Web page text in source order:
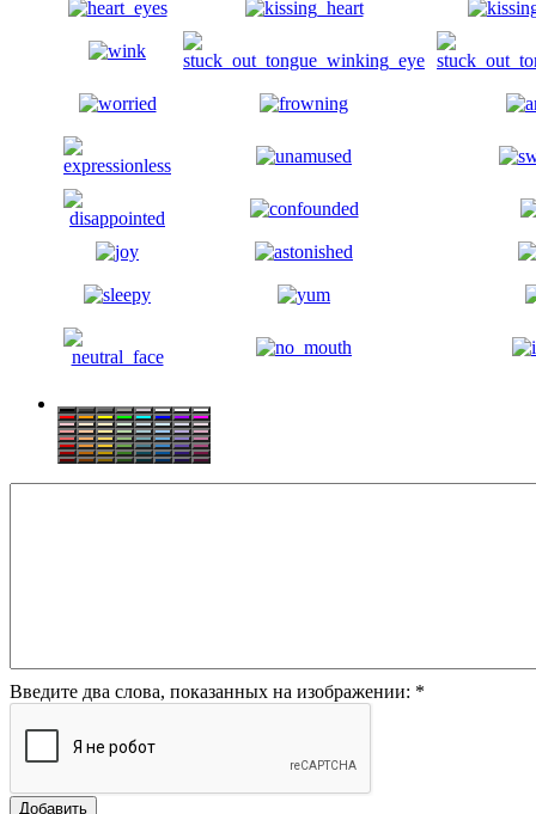
Введите два слова, показанных на изображении: *